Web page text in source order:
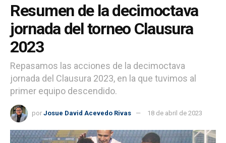
Resumen de la decimoctava
jornada del torneo Clausura
2023
Repasamos las acciones de la decimoctava
jornada del Clausura 2023, en la que tuvimos al
primer equipo descendido.
por Josue David Acevedo Rivas 18 de abril de 2023